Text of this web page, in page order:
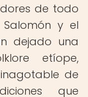
de todo
y el
dejado una
etíope,
de
que